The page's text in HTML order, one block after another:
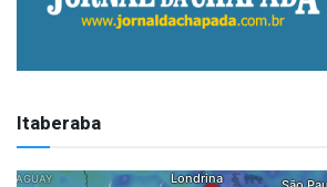
Itaberaba